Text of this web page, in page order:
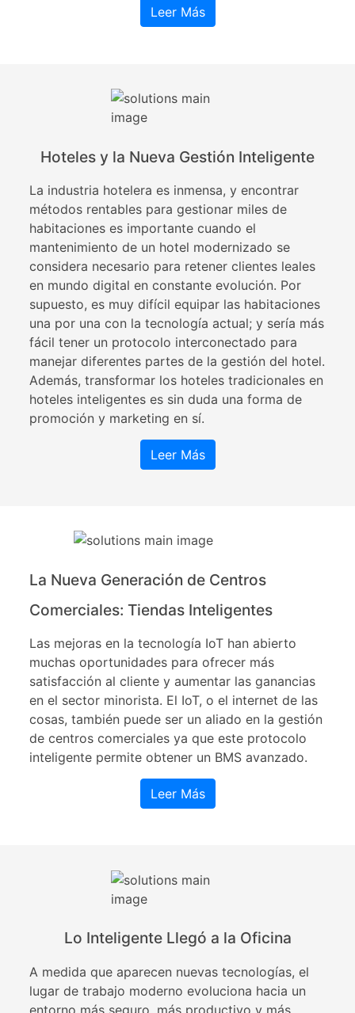
Leer Más
Hoteles y la Nueva Gestión Inteligente
La industria hotelera es inmensa, y encontrar
métodos rentables para gestionar miles de
habitaciones es importante cuando el
mantenimiento de un hotel modernizado se
considera necesario para retener clientes leales
en mundo digital en constante evolución. Por
supuesto, es muy difícil equipar las habitaciones
una por una con la tecnología actual; y sería más
fácil tener un protocolo interconectado para
manejar diferentes partes de la gestión del hotel.
Además, transformar los hoteles tradicionales en
hoteles inteligentes es sin duda una forma de
promoción y marketing en sí.
Leer Más
La Nueva Generación de Centros
Comerciales: Tiendas Inteligentes
Las mejoras en la tecnología IoT han abierto
muchas oportunidades para ofrecer más
satisfacción al cliente y aumentar las ganancias
en el sector minorista. El IoT, o el internet de las
cosas, también puede ser un aliado en la gestión
de centros comerciales ya que este protocolo
inteligente permite obtener un BMS avanzado.
Leer Más
Lo Inteligente Llegó a la Oficina
A medida que aparecen nuevas tecnologías, el
lugar de trabajo moderno evoluciona hacia un
entorno más seguro, más productivo y más